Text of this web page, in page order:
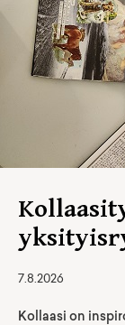
7.8.2026
Kollaasi on